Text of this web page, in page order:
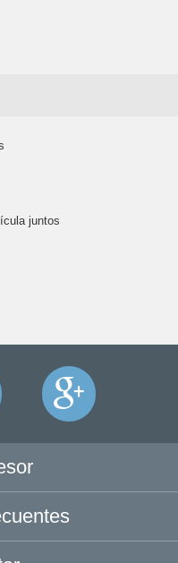
juntos